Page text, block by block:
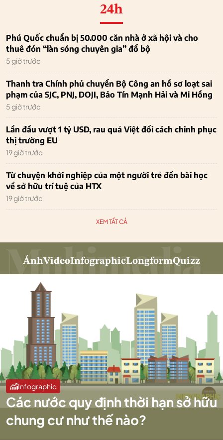
24h
Phú Quốc chuẩn bị 50.000 căn nhà ở xã hội và cho
thuê đón “làn sóng chuyên gia” đổ bộ
5 giờ trước
Thanh tra Chính phủ chuyển Bộ Công an hồ sơ loạt sai
phạm của SJC, PNJ, DOJI, Bảo Tín Mạnh Hải và Mi Hồng
5 giờ trước
Lần đầu vượt 1 tỷ USD, rau quả Việt đổi cách chinh phục
thị trường EU
19 giờ trước
Từ chuyện khởi nghiệp của một người trẻ đến bài học
về sở hữu trí tuệ của HTX
19 giờ trước
XEM TẤT CẢ
ẢnhVideoInfographicLongformQuizz
Infographic
Các nước quy định thời hạn sở hữu
chung cư như thế nào?